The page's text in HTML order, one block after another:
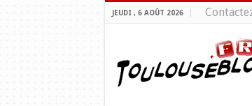
JEUDI , 6 AOÛT 2026